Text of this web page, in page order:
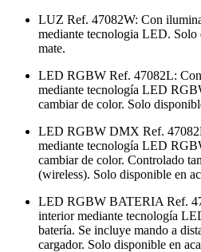
LUZ Ref. 47082W: Con
mediante tecnologia LED. Solo
mate.
LED RGBW Ref. 47082L:
mediante tecnología LED
cambiar de color. Solo
LED RGBW DMX Ref.
mediante tecnología LED
cambiar de color. Controlado
(wireless). Solo disponible en
LED RGBW BATERIA Ref.
interior mediante tecnología
batería. Se incluye mando a
cargador. Solo disponible en